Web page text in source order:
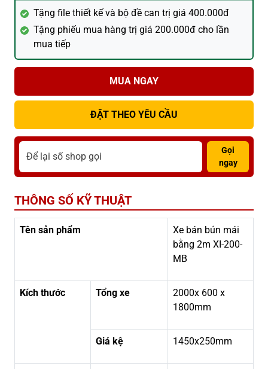
Tặng file thiết kế và bộ đề can trị giá 400.000đ
Tặng phiếu mua hàng trị giá 200.000đ cho lần
mua tiếp
MUA NGAY
ĐẶT THEO YÊU CẦU
Gọi
ngay
THÔNG SỐ KỸ THUẬT
Tên sản phẩm
Xe bán bún mái
bằng 2m XI-200-
MB
Kích thước Tổng xe
2000x 600 x
1800mm
Giá kệ 1450x250mm